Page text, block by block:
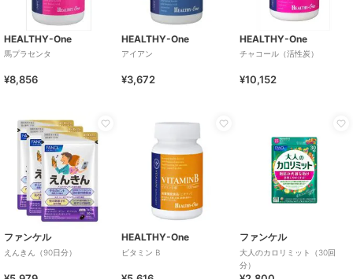
HEALTHY-One
馬プラセンタ
¥8,856
HEALTHY-One
アイアン
¥3,672
HEALTHY-One
チャコール（活性炭）
¥10,152
ファンケル
えんきん（90日分）
HEALTHY-One
ビタミン B
ファンケル
大人のカロリミット（30回
分）